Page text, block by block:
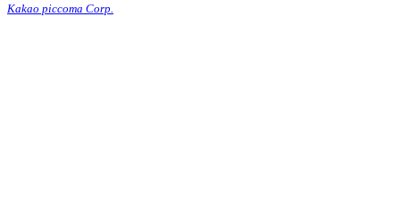
Kakao piccoma Corp.